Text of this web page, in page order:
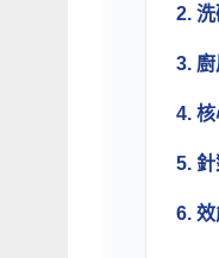
2.
3.
4.
5.
6.